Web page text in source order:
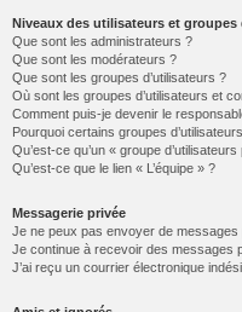
Niveaux des utilisateurs et groupes
Que sont les administrateurs ?
Que sont les modérateurs ?
Que sont les groupes d’utilisateurs ?
Où sont les groupes d’utilisateurs et
Comment puis-je devenir le
Pourquoi certains groupes
Qu’est-ce qu’un « groupe
Qu’est-ce que le lien « L’équipe » ?
Messagerie privée
Je ne peux pas envoyer de messages
Je continue à recevoir des messages
J’ai reçu un courrier électronique